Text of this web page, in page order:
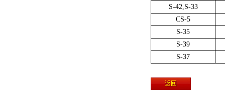
S-42,S-33
CS-5
S-35
S-39
S-37